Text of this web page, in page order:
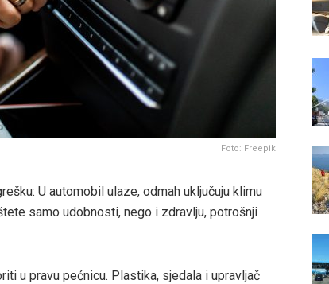
Foto: Freepik
U automobil ulaze, odmah uključuju klimu
samo udobnosti, nego i zdravlju, potrošnji
u pravu pećnicu. Plastika, sjedala i upravljač